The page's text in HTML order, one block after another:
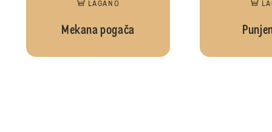
LAGANO
Mekana pogača